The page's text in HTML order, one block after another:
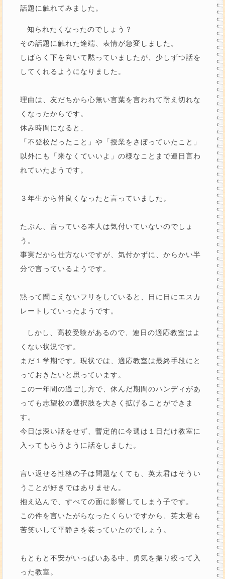
話題に触れてみました。
知られたくなったのでしょう？
その話題に触れた途端、表情が急変しました。
しばらく下を向いて黙っていましたが、少しずつ話を
してくれるようになりました。
理由は、友だちから心無い言葉を言われて耐え切れな
くなったからです。
休み時間になると、
「不登校だったこと」や「授業をさぼっていたこと」
以外にも「来なくていいよ」の様なことまで連日言わ
れていたようです。
３年生から仲良くなったと言っていました。
たぶん、言っている本人は気付いていないのでしょ
う。
事実だから仕方ないですが、気付かずに、からかい半
分で言っているようです。
黙って聞こえないフリをしていると、日に日にエスカ
レートしていったようです。
しかし、高校受験があるので、連日の適応教室はよ
くない状況です。
まだ１学期です。現状では、適応教室は最終手段にと
っておきたいと思っています。
この一年間の過ごし方で、休んだ期間のハンディがあ
っても志望校の選択肢を大きく拡げることができま
す。
今日は深い話をせず、暫定的に今週は１日だけ教室に
入ってもらうように話をしました。
言い返せる性格の子は問題なくても、英太君はそうい
うことが好きではありません。
抱え込んで、すべての面に影響してしまう子です。
この件を言いたがらなったくらいですから、英太君も
苦笑いして平静さを装っていたのでしょう。
もともと不安がいっぱいある中、勇気を振り絞って入
った教室。